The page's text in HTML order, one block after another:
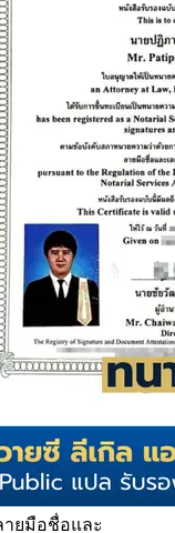
ยมือชื่อและ